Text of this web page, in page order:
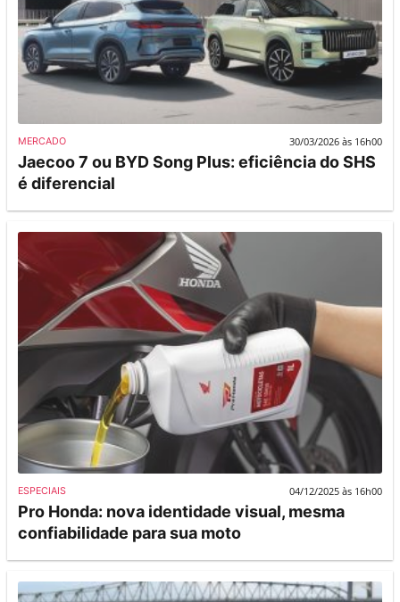
MERCADO 30/03/2026 às 16h00
Jaecoo 7 ou BYD Song Plus: eficiência do SHS
é diferencial
ESPECIAIS 04/12/2025 às 16h00
Pro Honda: nova identidade visual, mesma
confiabilidade para sua moto